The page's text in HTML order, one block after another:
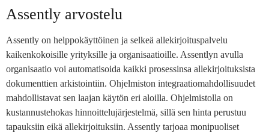
Assently arvostelu
Assently on helppokäyttöinen ja selkeä allekirjoituspalvelu
kaikenkokoisille yrityksille ja organisaatioille. Assentlyn avulla
organisaatio voi automatisoida kaikki prosessinsa allekirjoituksista
dokumenttien arkistointiin. Ohjelmiston integraatiomahdollisuudet
mahdollistavat sen laajan käytön eri aloilla. Ohjelmistolla on
kustannustehokas hinnoittelujärjestelmä, sillä sen hinta perustuu
tapauksiin eikä allekirjoituksiin. Assently tarjoaa monipuoliset